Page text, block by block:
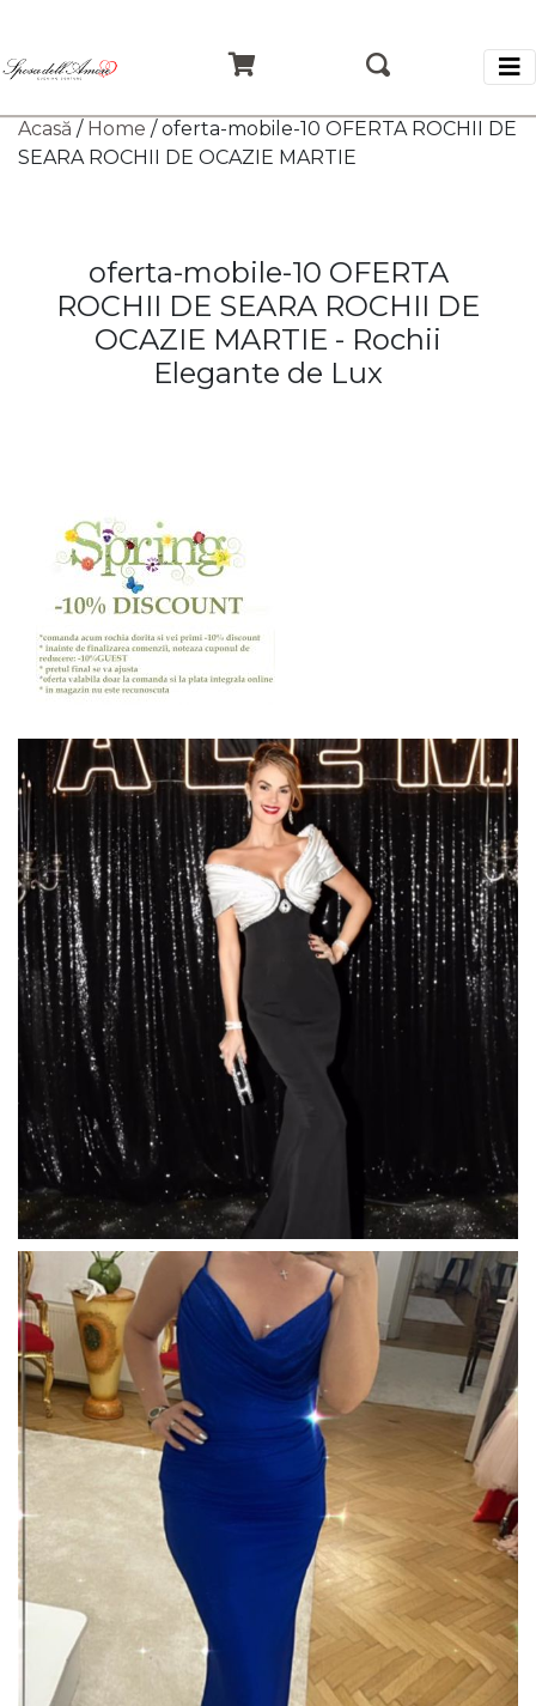
Acasă / Home / oferta-mobile-10 OFERTA ROCHII DE
SEARA ROCHII DE OCAZIE MARTIE
oferta-mobile-10 OFERTA
ROCHII DE SEARA ROCHII DE
OCAZIE MARTIE - Rochii
Elegante de Lux